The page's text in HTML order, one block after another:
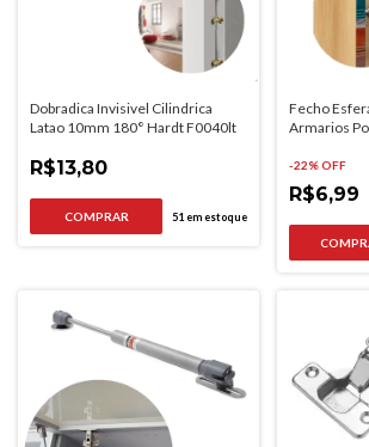
Dobradica Invisivel Cilindrica
Latao 10mm 180° Hardt F0040lt
R$13,80
51 em estoque
Fecho
Armarios
-22% OFF
R$6,99